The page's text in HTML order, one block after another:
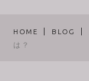
HOME BLOG
は？